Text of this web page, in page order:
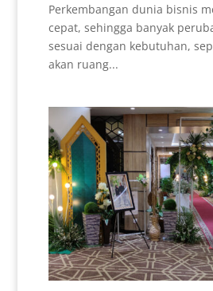
Perkembangan dunia bisnis
cepat, sehingga banyak
sesuai dengan kebutuhan,
akan ruang...